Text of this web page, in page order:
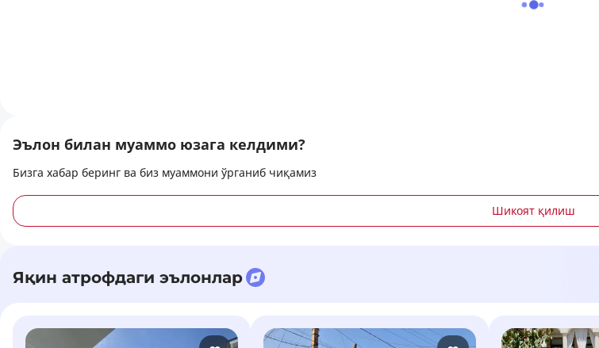
Эълон билан муаммо юзага келдими?
Бизга хабар беринг ва биз муаммони ўрганиб чиқамиз
Шикоят қилиш
Яқин атрофдаги эълонлар